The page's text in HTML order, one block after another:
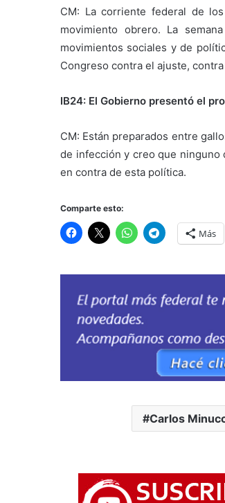
CM: La corriente federal de
movimiento obrero. La
movimientos sociales y de
Congreso contra el ajuste,
IB24: El Gobierno presentó el
CM: Están preparados entre
de infección y creo que
en contra de esta política.
Comparte esto:
Más
Carlos